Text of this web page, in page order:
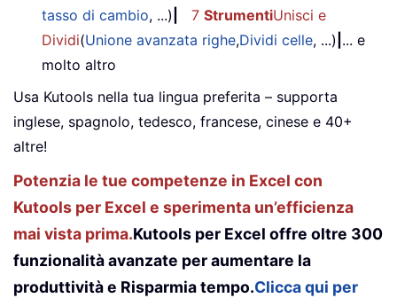
tasso di cambio, ...) 7 StrumentiUnisci e
Dividi(Unione avanzata righe,Dividi celle, ...) ... e
molto altro
Usa Kutools nella tua lingua preferita – supporta
inglese, spagnolo, tedesco, francese, cinese e 40+
altre!
Potenzia le tue competenze in Excel con
Kutools per Excel e sperimenta un’efficienza
mai vista prima.Kutools per Excel offre oltre 300
funzionalità avanzate per aumentare la
produttività e Risparmia tempo.Clicca qui per